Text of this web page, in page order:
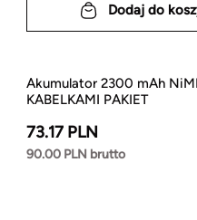
Dodaj do
Akumulator 2300 mAh
KABELKAMI PAKIET
73.17 PLN
90.00 PLN brutto